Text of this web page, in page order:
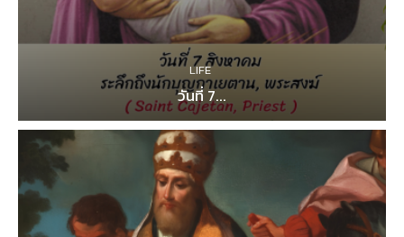
LIFE
วันที่ 7...